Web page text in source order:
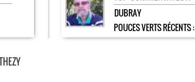
DUBRAY
POUCES VERTS RÉCENTS :